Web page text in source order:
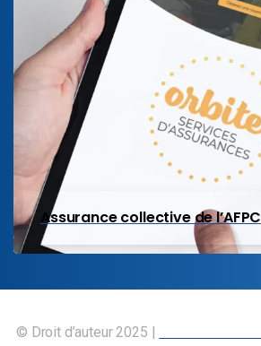
Assurance collective de l’AFPC
© Droit d’auteur 2025 |